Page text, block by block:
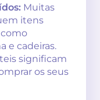
Muitas
itens
como
e cadeiras.
significam
os seus